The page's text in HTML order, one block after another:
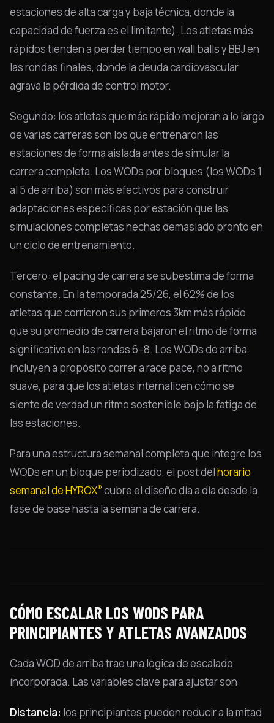
estaciones de alta carga y baja técnica, donde la
capacidad de fuerza es el limitante). Los atletas más
rápidos tienden a perder tiempo en wall balls y BBJ en
las rondas finales, donde la deuda cardiovascular
agrava la pérdida de control motor.
Segundo: los atletas que más rápido mejoran a lo largo
de varias carreras son los que entrenaron las
estaciones de forma aislada antes de simular la
carrera completa. Los WODs por bloques (los WODs 1
al 5 de arriba) son más efectivos para construir
adaptaciones específicas por estación que las
simulaciones completas hechas demasiado pronto en
un ciclo de entrenamiento.
Tercero: el pacing de carrera se subestima de forma
constante. En la temporada 25/26, el 62% de los
atletas que corrieron sus primeros 3km más rápido
que su promedio de carrera bajaron el ritmo de forma
significativa en las rondas 6–8. Los WODs de arriba
incluyen a propósito correr a race pace, no a ritmo
suave, para que los atletas internalicen cómo se
siente de verdad un ritmo sostenible bajo la fatiga de
las estaciones.
Para una estructura semanal completa que integre los
WODs en un bloque periodizado, el post delhorario
semanal de HYROX® cubre el diseño día a día desde la
fase de base hasta la semana de carrera.
CÓMO ESCALAR LOS WODS PARA
PRINCIPIANTES Y ATLETAS AVANZADOS
Cada WOD de arriba trae una lógica de escalado
incorporada. Las variables clave para ajustar son:
Distancia: los principiantes pueden reducir a la mitad